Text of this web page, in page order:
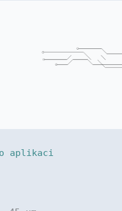
aplikaci